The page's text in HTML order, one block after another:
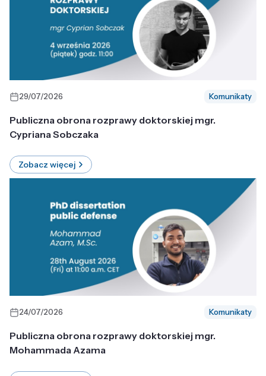
29/07/2026 Komunikaty
Publiczna obrona rozprawy doktorskiej mgr.
Cypriana Sobczaka
Zobacz więcej
24/07/2026 Komunikaty
Publiczna obrona rozprawy doktorskiej mgr.
Mohammada Azama